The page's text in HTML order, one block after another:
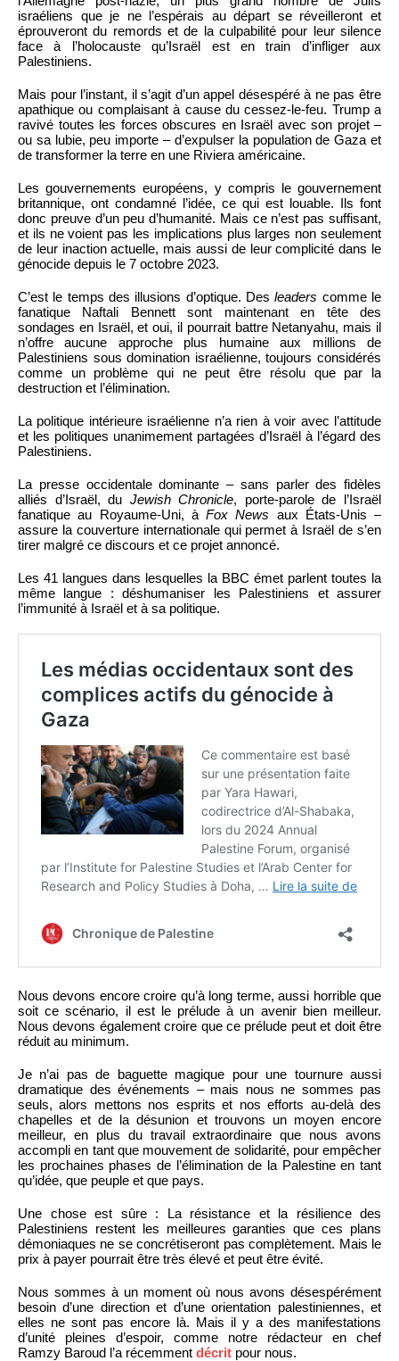
israéliens que je ne l’espérais au départ se réveilleront et
éprouveront du remords et de la culpabilité pour leur silence
face à l’holocauste qu’Israël est en train d’infliger aux
Palestiniens.
Mais pour l’instant, il s’agit d’un appel désespéré à ne pas être
apathique ou complaisant à cause du cessez-le-feu. Trump a
ravivé toutes les forces obscures en Israël avec son projet –
ou sa lubie, peu importe – d’expulser la population de Gaza et
de transformer la terre en une Riviera américaine.
Les gouvernements européens, y compris le gouvernement
britannique, ont condamné l’idée, ce qui est louable. Ils font
donc preuve d’un peu d’humanité. Mais ce n’est pas suffisant,
et ils ne voient pas les implications plus larges non seulement
de leur inaction actuelle, mais aussi de leur complicité dans le
génocide depuis le 7 octobre 2023.
C’est le temps des illusions d’optique. Desleaders comme le
fanatique Naftali Bennett sont maintenant en tête des
sondages en Israël, et oui, il pourrait battre Netanyahu, mais il
n’offre aucune approche plus humaine aux millions de
Palestiniens sous domination israélienne, toujours considérés
comme un problème qui ne peut être résolu que par la
destruction et l’élimination.
La politique intérieure israélienne n’a rien à voir avec l’attitude
et les politiques unanimement partagées d’Israël à l’égard des
Palestiniens.
La presse occidentale dominante – sans parler des fidèles
alliés d’Israël, du Jewish Chronicle, porte-parole de l’Israël
fanatique au Royaume-Uni, à Fox News aux États-Unis –
assure la couverture internationale qui permet à Israël de s’en
tirer malgré ce discours et ce projet annoncé.
Les 41 langues dans lesquelles la BBC émet parlent toutes la
même langue : déshumaniser les Palestiniens et assurer
l’immunité à Israël et à sa politique.
Nous devons encore croire qu’à long terme, aussi horrible que
soit ce scénario, il est le prélude à un avenir bien meilleur.
Nous devons également croire que ce prélude peut et doit être
réduit au minimum.
Je n’ai pas de baguette magique pour une tournure aussi
dramatique des événements – mais nous ne sommes pas
seuls, alors mettons nos esprits et nos efforts au-delà des
chapelles et de la désunion et trouvons un moyen encore
meilleur, en plus du travail extraordinaire que nous avons
accompli en tant que mouvement de solidarité, pour empêcher
les prochaines phases de l’élimination de la Palestine en tant
qu’idée, que peuple et que pays.
Une chose est sûre : La résistance et la résilience des
Palestiniens restent les meilleures garanties que ces plans
démoniaques ne se concrétiseront pas complètement. Mais le
prix à payer pourrait être très élevé et peut être évité.
Nous sommes à un moment où nous avons désespérément
besoin d’une direction et d’une orientation palestiniennes, et
elles ne sont pas encore là. Mais il y a des manifestations
d’unité pleines d’espoir, comme notre rédacteur en chef
Ramzy Baroud l’a récemment décrit pour nous.